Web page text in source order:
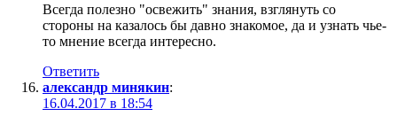
Всегда полезно "освежить" знания, взглянуть со
стороны на казалось бы давно знакомое, да и узнать чье-
то мнение всегда интересно.
Ответить
александр минякин:
16.04.2017 в 18:54